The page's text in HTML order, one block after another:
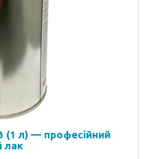
(1 л) — професійний
лак